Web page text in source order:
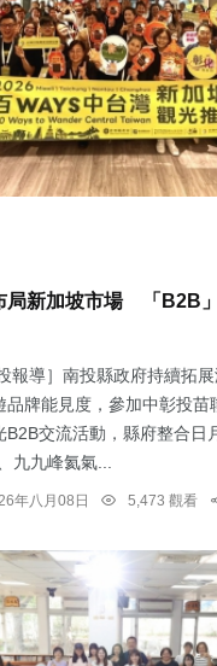
局新加坡市場 「B2B
報導］南投縣政府持續拓
品牌能見度，參加中彰投苗
交流活動，縣府整合日
九九峰氦氣...
年八月08日 5,473 觀看